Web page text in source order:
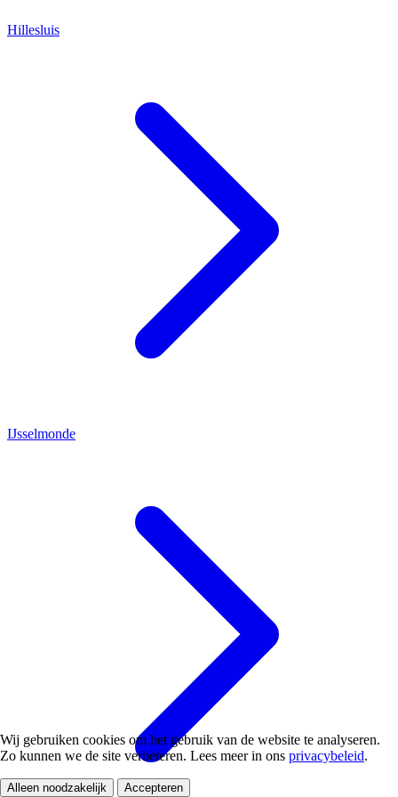
Hillesluis
IJsselmonde
Wij gebruiken cookies om het gebruik van de website te analyseren.
Zo kunnen we de site verbeteren. Lees meer in ons privacybeleid.
Alleen noodzakelijk Accepteren